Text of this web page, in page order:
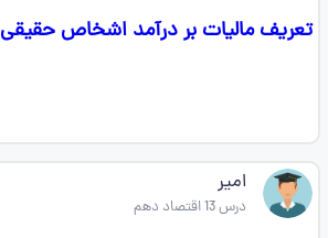
تعریف مالیات بر درآمد اشخاص حقیقی
امیر
درس 13 اقتصاد دهم